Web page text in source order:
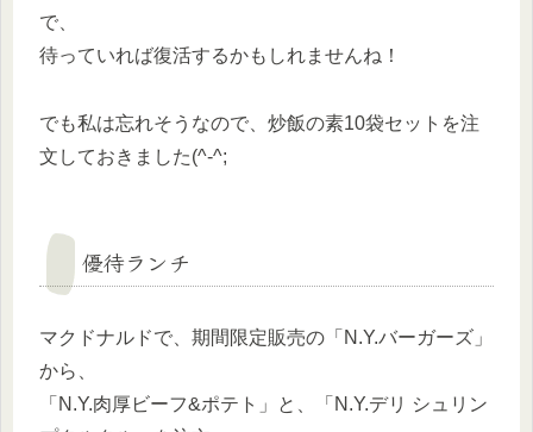
で、
待っていれば復活するかもしれませんね！
でも私は忘れそうなので、炒飯の素10袋セットを注
文しておきました(^-^;
優待ランチ
マクドナルドで、期間限定販売の「N.Y.バーガーズ」
から、
「N.Y.肉厚ビーフ&ポテト」と、「N.Y.デリ シュリン